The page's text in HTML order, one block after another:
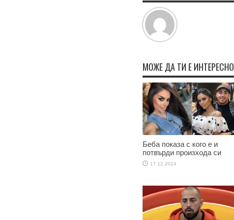
МОЖЕ ДА ТИ Е ИНТЕРЕСНО
Беба показа с кого е и
потвърди произхода си
17.12.2024